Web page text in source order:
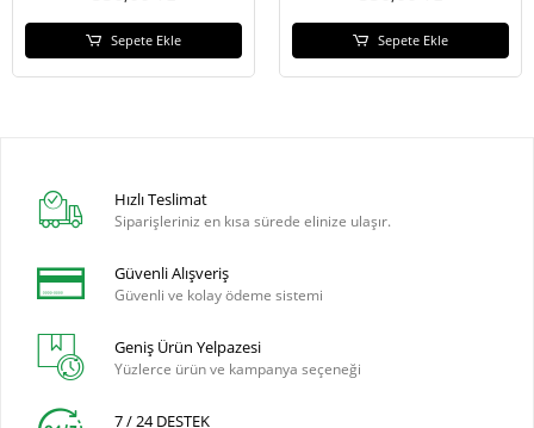
Sepete Ekle Sepete Ekle
Hızlı Teslimat
Siparişleriniz en kısa sürede elinize ulaşır.
Güvenli Alışveriş
Güvenli ve kolay ödeme sistemi
Geniş Ürün Yelpazesi
Yüzlerce ürün ve kampanya seçeneği
7 / 24 DESTEK